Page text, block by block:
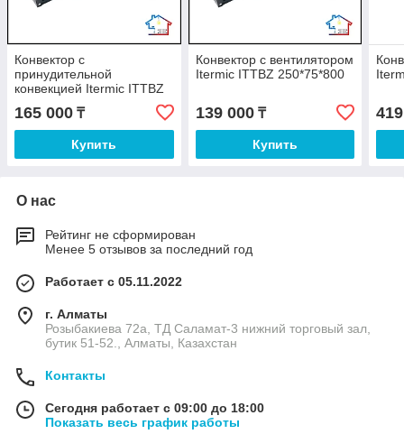
Конвектор с
принудительной
конвекцией Itermic ITTBZ
250*75*1100
165 000 ₸
Купить
Конвектор с вентилятором
Itermic ITTBZ 250*75*800
139 000₸
Купить
О нас
Рейтинг не сформирован
Менее 5 отзывов за последний год
Работает с 05.11.2022
г. Алматы
Розыбакиева 72а, ТД Саламат-3 нижний торговый зал,
бутик 51-52., Алматы, Казахстан
Контакты
Сегодня работает с 09:00 до 18:00
Показать весь график работы